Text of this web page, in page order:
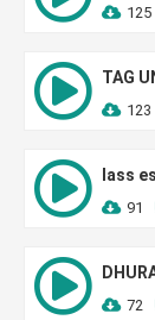
125
TAG
123
lass
91
72